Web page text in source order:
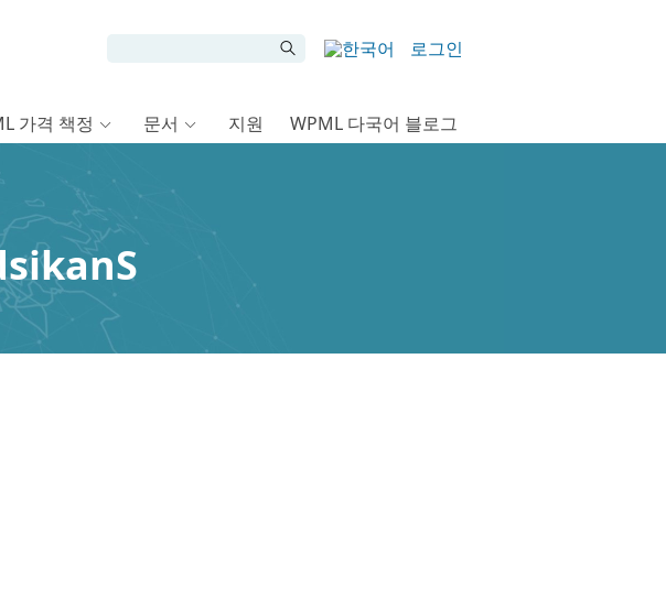
로그인
가격 책정 문서 지원 WPML 다국어 블로그